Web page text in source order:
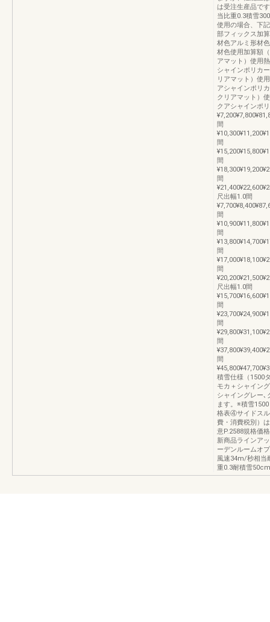
は受注生産品で
当比重0.3積雪
使用の場合、下
部フィックス加
材色アルミ形材
材色使用加算額
アマット）使用
シャインポリカ
リアマット）使
アシャインポリ
クリアマット）
クアシャインポ
間
間
間
間
尺出幅1.0間
間
間
間
間
尺出幅1.0間
間
間
間
間
積雪仕様（1500
モカ＋シャイン
シャイングレー､
ます。※積雪
格表④サイドス
費・消費税別）
意P.2588規格価
新商品ラインア
ーデンルームオ
風速34m/秒相当
重0.3耐積雪